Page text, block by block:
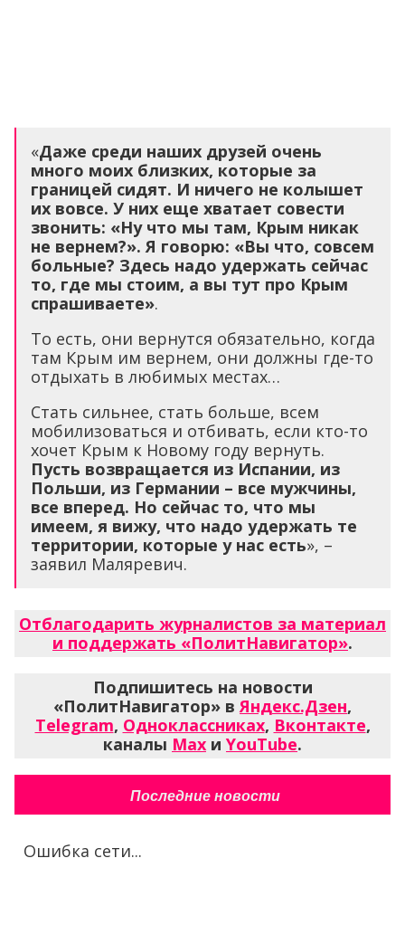
«Даже среди наших друзей очень
много моих близких, которые за
границей сидят. И ничего не колышет
их вовсе. У них еще хватает совести
звонить: «Ну что мы там, Крым никак
не вернем?». Я говорю: «Вы что, совсем
больные? Здесь надо удержать сейчас
то, где мы стоим, а вы тут про Крым
спрашиваете».
То есть, они вернутся обязательно, когда
там Крым им вернем, они должны где-то
отдыхать в любимых местах…
Стать сильнее, стать больше, всем
мобилизоваться и отбивать, если кто-то
хочет Крым к Новому году вернуть.
Пусть возвращается из Испании, из
Польши, из Германии – все мужчины,
все вперед. Но сейчас то, что мы
имеем, я вижу, что надо удержать те
территории, которые у нас есть», –
заявил Маляревич.
Отблагодарить журналистов за материал
и поддержать «ПолитНавигатор».
Подпишитесь на новости
«ПолитНавигатор» вЯндекс.Дзен,
Telegram, Одноклассниках, Вконтакте,
каналы Max и YouTube.
Последние новости
Ошибка сети...